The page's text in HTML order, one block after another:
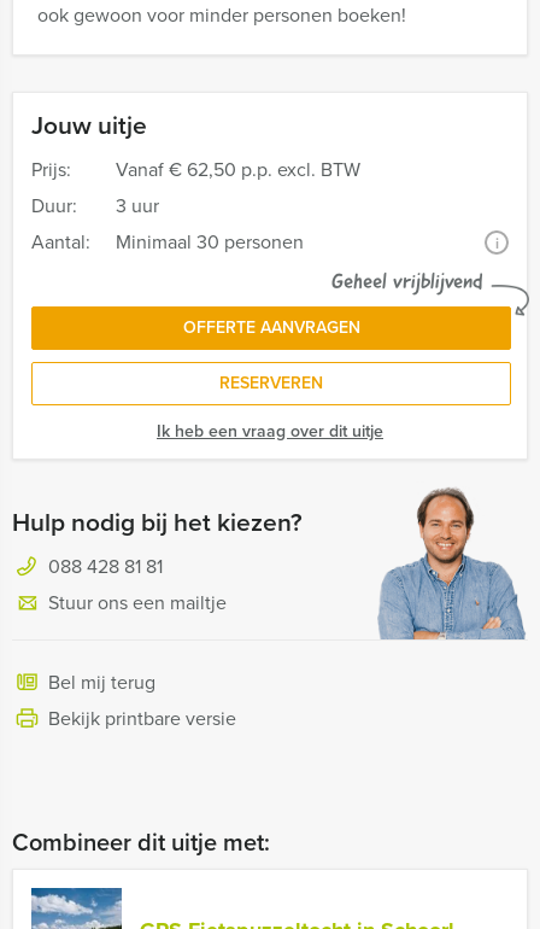
Jouw uitje
Prijs: Vanaf€ 62,50 p.p. excl. BTW
Duur:
3 uur
Aantal:
Minimaal 30 personen i
Geheel vrijblijvend
OFFERTE AANVRAGEN
RESERVEREN
Ik heb een vraag over dit uitje
Hulp nodig bij het kiezen?
088 428 81 81
Stuur ons een mailtje
Bel mij terug
Bekijk printbare versie
ook gewoon voor minder personen boeken!
Combineer dit uitje met: